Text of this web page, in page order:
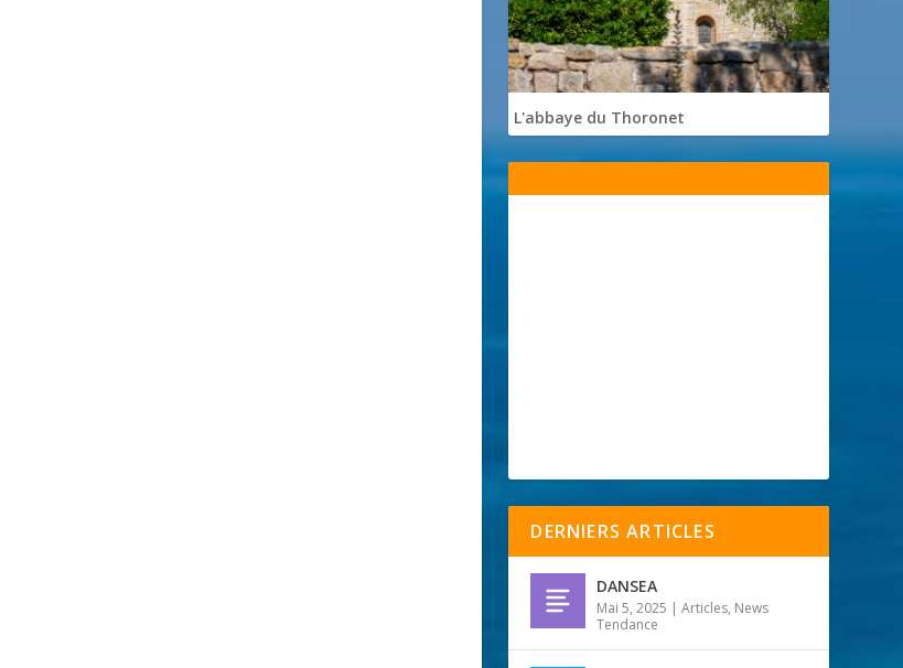
L'abbaye du Thoronet
DERNIERS ARTICLES
DANSEA
Mai 5, 2025 |Articles, News
Tendance